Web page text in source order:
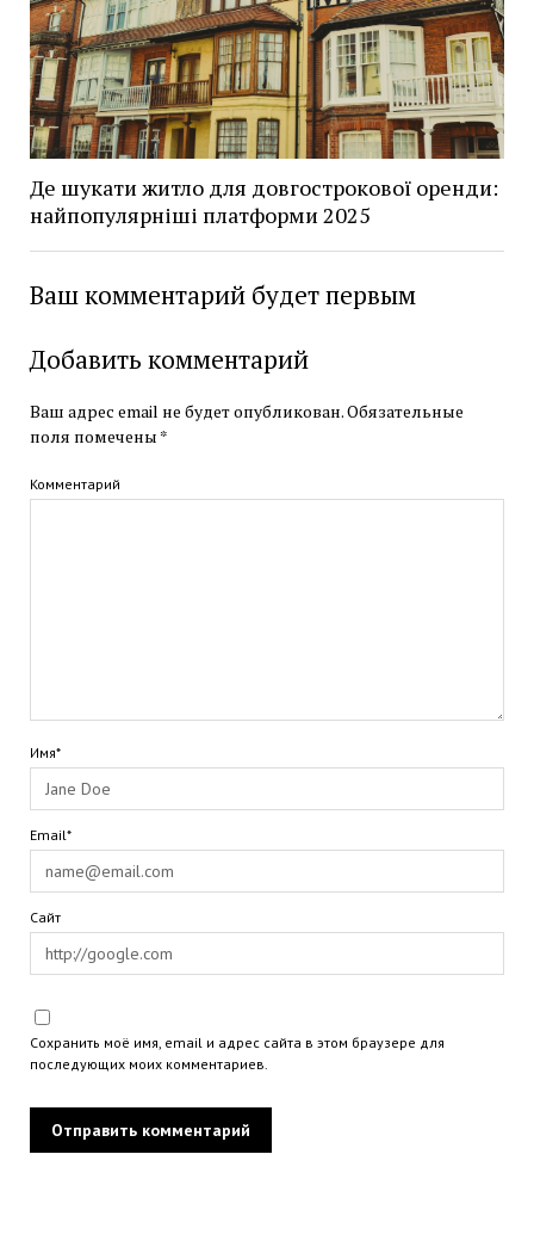
Де шукати житло для довгострокової оренди:
найпопулярніші платформи 2025
Ваш комментарий будет первым
Добавить комментарий
Ваш адрес email не будет опубликован.Обязательные
поля помечены *
Комментарий
Имя*
Email*
Сайт
Сохранить моё имя, email и адрес сайта в этом браузере для
последующих моих комментариев.